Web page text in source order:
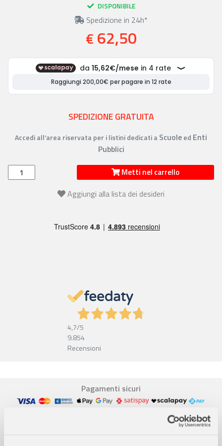
DISPONIBILE
Spedizione in 24h*
€ 62,50
SPEDIZIONE GRATUITA
Accedi all’area riservata per i listini dedicati a Scuoleed Enti
Pubblici
Metti nel carrello
Aggiungi alla lista dei desideri
4,7/5
9.854
Recensioni
Pagamenti sicuri
Assistenza dal lunedì al venerdì